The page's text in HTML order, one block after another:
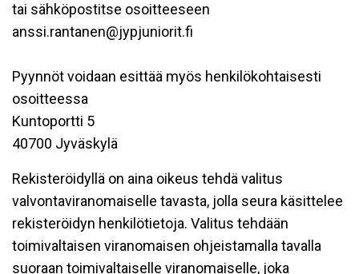
tai sähköpostitse osoitteeseen
anssi.rantanen@jypjuniorit.fi
Pyynnöt voidaan esittää myös henkilökohtaisesti
osoitteessa
Kuntoportti 5
40700 Jyväskylä
Rekisteröidyllä on aina oikeus tehdä valitus
valvontaviranomaiselle tavasta, jolla seura käsittelee
rekisteröidyn henkilötietoja. Valitus tehdään
toimivaltaisen viranomaisen ohjeistamalla tavalla
suoraan toimivaltaiselle viranomaiselle, joka